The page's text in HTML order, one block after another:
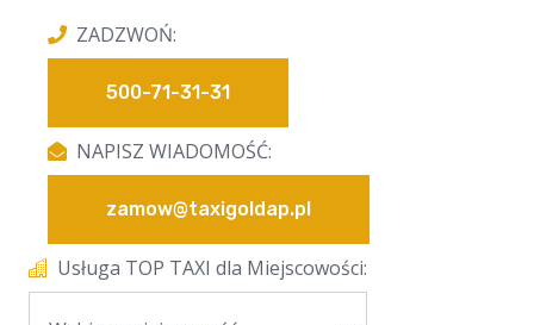
ZADZWOŃ:
500-71-31-31
NAPISZ WIADOMOŚĆ:
zamow@taxigoldap.pl
Usługa TOP TAXI dla Miejscowości: